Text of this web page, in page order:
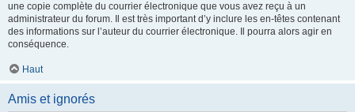
une copie complète du courrier électronique que vous avez reçu à un
administrateur du forum. Il est très important d’y inclure les en-têtes contenant
des informations sur l’auteur du courrier électronique. Il pourra alors agir en
conséquence.
Haut
Amis et ignorés